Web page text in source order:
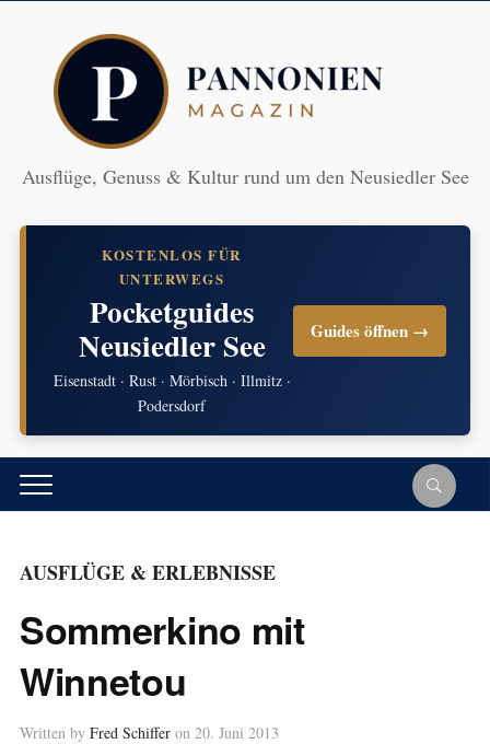
Ausflüge, Genuss & Kultur rund um den Neusiedler See
KOSTENLOS FÜR
UNTERWEGS
Pocketguides
Neusiedler See
Eisenstadt · Rust · Mörbisch · Illmitz ·
Podersdorf
Guides öffnen →
AUSFLÜGE & ERLEBNISSE
Sommerkino mit
Winnetou
Written by Fred Schiffer on 20. Juni 2013